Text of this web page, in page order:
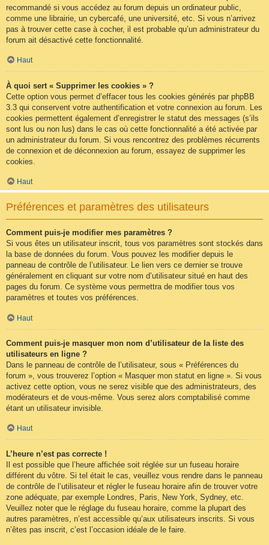
recommandé si vous accédez au forum depuis un ordinateur public,
comme une librairie, un cybercafé, une université, etc. Si vous n’arrivez
pas à trouver cette case à cocher, il est probable qu’un administrateur du
forum ait désactivé cette fonctionnalité.
Haut
À quoi sert « Supprimer les cookies » ?
Cette option vous permet d’effacer tous les cookies générés par phpBB
3.3 qui conservent votre authentification et votre connexion au forum. Les
cookies permettent également d’enregistrer le statut des messages (s’ils
sont lus ou non lus) dans le cas où cette fonctionnalité a été activée par
un administrateur du forum. Si vous rencontrez des problèmes récurrents
de connexion et de déconnexion au forum, essayez de supprimer les
cookies.
Haut
Préférences et paramètres des utilisateurs
Comment puis-je modifier mes paramètres ?
Si vous êtes un utilisateur inscrit, tous vos paramètres sont stockés dans
la base de données du forum. Vous pouvez les modifier depuis le
panneau de contrôle de l’utilisateur. Le lien vers ce dernier se trouve
généralement en cliquant sur votre nom d’utilisateur situé en haut des
pages du forum. Ce système vous permettra de modifier tous vos
paramètres et toutes vos préférences.
Haut
Comment puis-je masquer mon nom d’utilisateur de la liste des
utilisateurs en ligne ?
Dans le panneau de contrôle de l’utilisateur, sous « Préférences du
forum », vous trouverez l’option « Masquer mon statut en ligne ». Si vous
activez cette option, vous ne serez visible que des administrateurs, des
modérateurs et de vous-même. Vous serez alors comptabilisé comme
étant un utilisateur invisible.
Haut
L’heure n’est pas correcte !
Il est possible que l’heure affichée soit réglée sur un fuseau horaire
différent du vôtre. Si tel était le cas, veuillez vous rendre dans le panneau
de contrôle de l’utilisateur et régler le fuseau horaire afin de trouver votre
zone adéquate, par exemple Londres, Paris, New York, Sydney, etc.
Veuillez noter que le réglage du fuseau horaire, comme la plupart des
autres paramètres, n’est accessible qu’aux utilisateurs inscrits. Si vous
n’êtes pas inscrit, c’est l’occasion idéale de le faire.